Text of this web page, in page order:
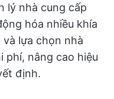
lý nhà cung cấp
hóa nhiều khía
lựa chọn nhà
phí, nâng cao hiệu
định.